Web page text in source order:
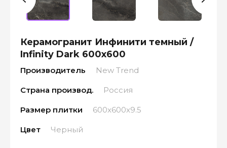
Керамогранит Инфинити темный /
Infinity Dark 600x600
Производитель New Trend
Страна производ. Россия
Размер плитки 600x600x9.5
Цвет Черный